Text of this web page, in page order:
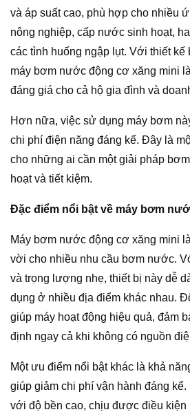
và áp suất cao, phù hợp cho nhiều
nông nghiệp, cấp nước sinh hoạt,
các tình huống ngập lụt. Với thiết kế
máy bơm nước động cơ xăng mini
đáng giá cho cả hộ gia đình và
Hơn nữa, việc sử dụng máy bơm
chi phí điện năng đáng kể. Đây là
cho những ai cần một giải pháp
hoạt và tiết kiệm.
Đặc điểm nổi bật về máy bơm
Máy bơm nước động cơ xăng mini
vời cho nhiều nhu cầu bơm nước.
và trọng lượng nhẹ, thiết bị này dễ
dụng ở nhiều địa điểm khác nhau.
giúp máy hoạt động hiệu quả, đảm
định ngay cả khi không có nguồn
Một ưu điểm nổi bật khác là khả
giúp giảm chi phí vận hành đáng
với độ bền cao, chịu được điều kiện